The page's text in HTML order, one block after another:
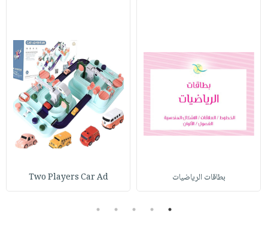
بطاقات الرياضيات Two Players Car Ad
1
2
3
4
5